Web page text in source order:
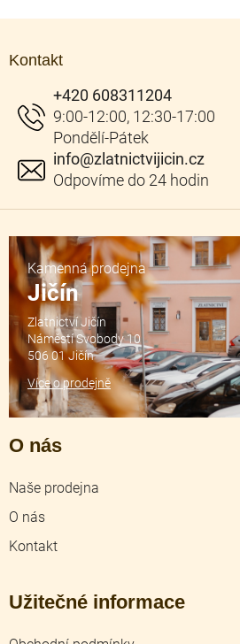
Kontakt
info@zlatnictvijicin.cz
+420 608311204
O nás
Naše prodejna
O nás
Kontakt
Užitečné informace
Kamenná prodejna
Jičín
Zlatnictví Jičín
Náměstí Svobody 10
506 01 Jičín
Více o prodejně